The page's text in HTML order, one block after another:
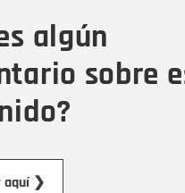
algún
sobre
aquí ❯